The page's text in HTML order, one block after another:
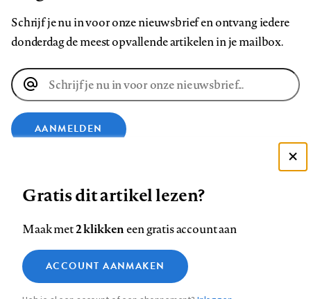
Schrijf je nu in voor onze nieuwsbrief en ontvang iedere
donderdag de meest opvallende artikelen in je mailbox.
E-
mailadres
AANMELDEN
op
Facebook
op
LinkedIn
op
Bluesky
ons
op
InstagramYouTube
Footer
Contact Colofon Disclaimer Privacy
Medische vragen verdienen
betrouwbare antwoorden
Gratis dit artikel lezen?
Maak met2 klikkeneen gratis account aan
ACCOUNT AANMAKEN
Zie onze cookie policy
Analytische cookies